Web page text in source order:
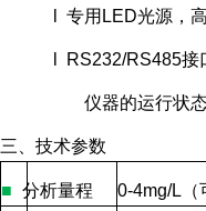
l 专用LED光源，
l RS232/RS485
仪器的运行状
三、技术参数
■ 分析量程 0-4mg/L